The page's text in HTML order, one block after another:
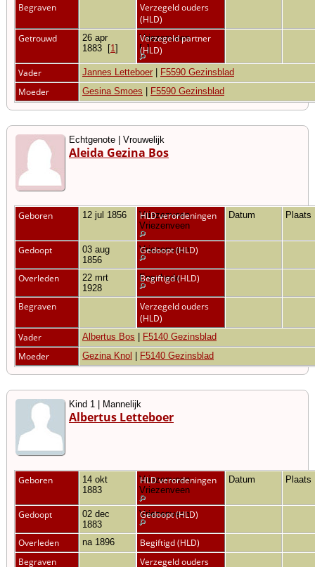
Begraven
Verzegeld ouders
(HLD)
Getrouwd
26 apr
1883
[1 ]
Vriezenveen
[1]
Verzegeld partner
(HLD)
Vader
Jannes Letteboer F5590 Gezinsblad
Moeder Gesina Smoes F5590 Gezinsblad
Echtgenote | Vrouwelijk
Aleida Gezina Bos
Geboren 12 jul 1856
Vriezenveen,
Vriezenveen
HLD verordeningen Datum Plaats
Gedoopt
03 aug
1856
Vriezenveen
Gedoopt (HLD)
Overleden
22 mrt
1928
Enschede
Begiftigd (HLD)
Begraven
Verzegeld ouders
(HLD)
Vader
Albertus Bos F5140 Gezinsblad
Moeder Gezina Knol F5140 Gezinsblad
Kind 1 | Mannelijk
Albertus Letteboer
Geboren
14 okt
1883
Vriezenveen,
Vriezenveen
HLD verordeningen Datum Plaats
Gedoopt
02 dec
1883
Vriezenveen
Gedoopt (HLD)
Overleden na 1896
Begiftigd (HLD)
Begraven
Verzegeld ouders